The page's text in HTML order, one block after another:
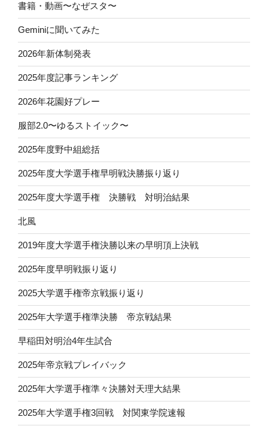
書籍・動画〜なぜスタ〜
Geminiに聞いてみた
2026年新体制発表
2025年度記事ランキング
2026年花園好プレー
服部2.0〜ゆるストイック〜
2025年度野中組総括
2025年度大学選手権早明戦決勝振り返り
2025年度大学選手権 決勝戦 対明治結果
北風
2019年度大学選手権決勝以来の早明頂上決戦
2025年度早明戦振り返り
2025大学選手権帝京戦振り返り
2025年大学選手権準決勝 帝京戦結果
早稲田対明治4年生試合
2025年帝京戦プレイバック
2025年大学選手権準々決勝対天理大結果
2025年大学選手権3回戦 対関東学院速報